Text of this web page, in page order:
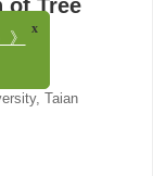
of Tree
Taian
x
》